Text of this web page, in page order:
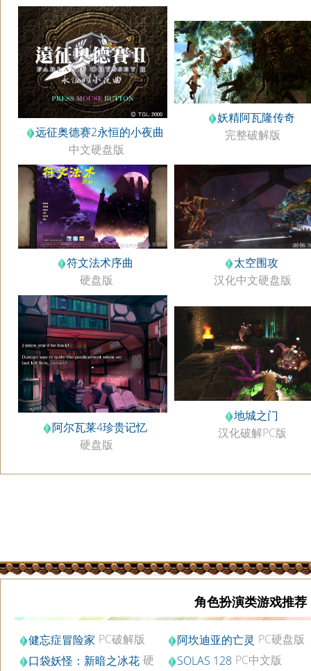
远征奥德赛2永恒的小夜曲
中文硬盘版
妖精阿瓦隆传奇
完整破解版
符文法术序曲
硬盘版
太空围攻
汉化中文硬盘版
阿尔瓦莱4珍贵记忆
硬盘版
地城之门
汉化破解PC版
角色扮演类游戏推荐
健忘症冒险家 PC破解版 阿坎迪亚的亡灵 PC硬盘版
口袋妖怪：新暗之冰花 硬
SOLAS 128 PC中文版